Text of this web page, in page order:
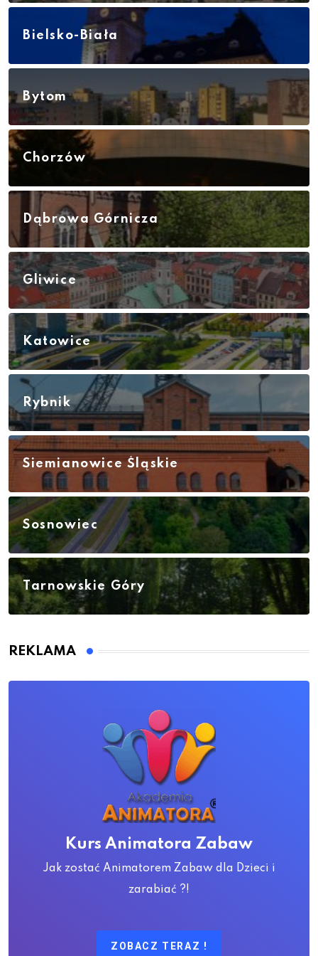
Bielsko-Biała
Bytom
Chorzów
Dąbrowa Górnicza
Gliwice
Katowice
Rybnik
Siemianowice Śląskie
Sosnowiec
Tarnowskie Góry
REKLAMA
Kurs Animatora Zabaw
Jak zostać Animatorem Zabaw dla Dzieci i
zarabiać ?!
ZOBACZ TERAZ !